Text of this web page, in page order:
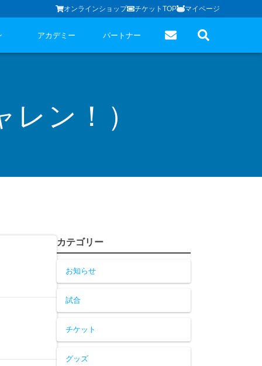
オンラインショップ チケットTOP マイページ
アカデミー パートナー
ン！）
カテゴリー
お知らせ
試合
チケット
グッズ